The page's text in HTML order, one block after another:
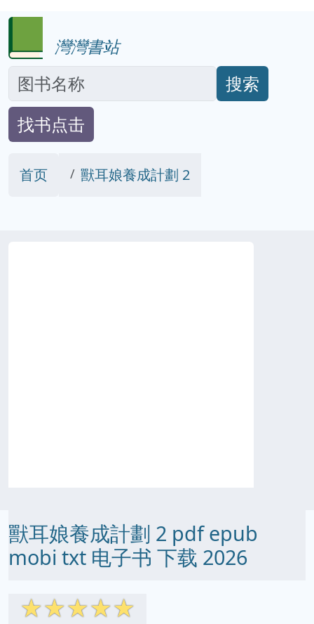
灣灣書站
搜索
找书点击
首页 獸耳娘養成計劃 2
獸耳娘養成計劃 2 pdf epub
mobi txt 电子书 下载 2026
☆☆☆☆☆